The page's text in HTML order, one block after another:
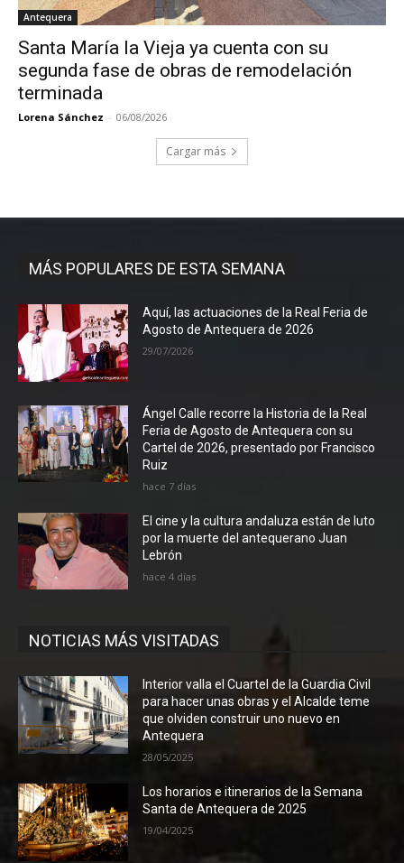
Antequera
Santa María la Vieja ya cuenta con su
segunda fase de obras de remodelación
terminada
Lorena Sánchez - 06/08/2026
Cargar más
MÁS POPULARES DE ESTA SEMANA
Aquí, las actuaciones de la Real Feria de
Agosto de Antequera de 2026
29/07/2026
Ángel Calle recorre la Historia de la Real
Feria de Agosto de Antequera con su
Cartel de 2026, presentado por Francisco
Ruiz
hace 7 días
El cine y la cultura andaluza están de luto
por la muerte del antequerano Juan
Lebrón
hace 4 días
NOTICIAS MÁS VISITADAS
Interior valla el Cuartel de la Guardia Civil
para hacer unas obras y el Alcalde teme
que olviden construir uno nuevo en
Antequera
28/05/2025
Los horarios e itinerarios de la Semana
Santa de Antequera de 2025
19/04/2025